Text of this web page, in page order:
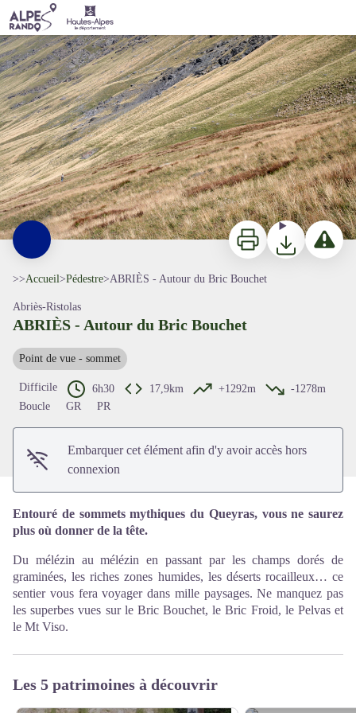
ABRIÈS - Autour du Bric Bouchet
ImprimerTéléchargerSignaler
>>Accueil>Pédestre>ABRIÈS - Autour du Bric Bouchet
Abriès-Ristolas
ABRIÈS - Autour du Bric Bouchet
Point de vue - sommet
Difficile 6h30 17,9km +1292m
-1278m
Boucle
GR PR
Embarquer cet élément afin d'y avoir accès hors
connexion
Entouré de sommets mythiques du Queyras, vous ne saurez
plus où donner de la tête.
Du mélézin au mélézin en passant par les champs dorés de
graminées, les riches zones humides, les déserts rocailleux… ce
sentier vous fera voyager dans mille paysages. Ne manquez pas
les superbes vues sur le Bric Bouchet, le Bric Froid, le Pelvas et
le Mt Viso.
Les 5 patrimoines à découvrir